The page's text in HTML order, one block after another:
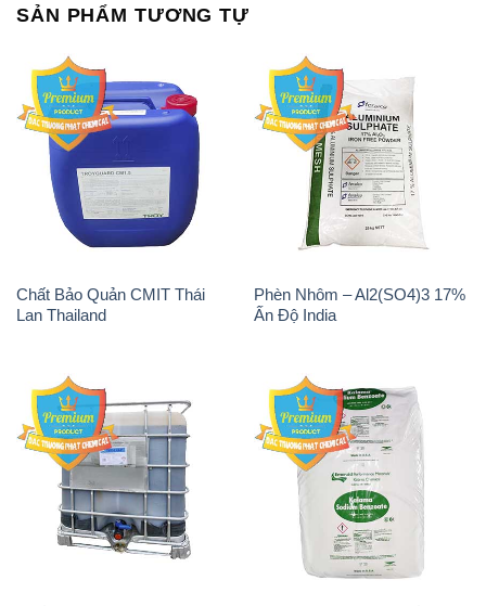
SẢN PHẨM TƯƠNG TỰ
Chất Bảo Quản CMIT Thái
Lan Thailand
Phèn Nhôm – Al2(SO4)3 17%
Ấn Độ India